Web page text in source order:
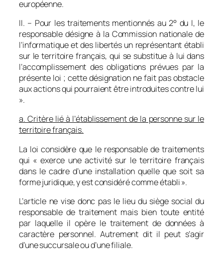
européenne.
II. – Pour les traitements mentionnés au 2° du I, le
responsable désigne à la Commission nationale de
l’informatique et des libertés un représentant établi
sur le territoire français, qui se substitue à lui dans
l’accomplissement des obligations prévues par la
présente loi ; cette désignation ne fait pas obstacle
aux actions qui pourraient être introduites contre lui
».
a. Critère lié à l’établissement de la personne sur le
territoire français.
La loi considère que le responsable de traitements
qui « exerce une activité sur le territoire français
dans le cadre d’une installation quelle que soit sa
forme juridique, y est considérécomme établi».
L’article ne vise donc pas le lieu du siège social du
responsable de traitement mais bien toute entité
par laquelle il opère le traitement de données à
caractère personnel. Autrement dit il peut s’agir
d’une succursale ou d’une filiale.